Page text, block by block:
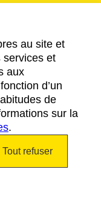
au site et
services et
aux
d’un
de
sur la
.
Tout refuser